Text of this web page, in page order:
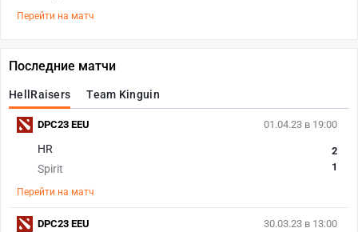
Перейти на матч
Последние матчи
HellRaisers Team Kinguin
01.04.23 в 19:00
HR
Spirit
2
1
Перейти на матч
DPC23 EEU
30.03.23 в 13:00
DPC23 EEU